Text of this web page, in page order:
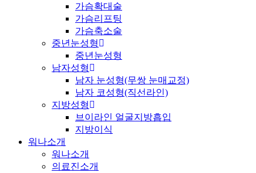
가슴확대술
가슴리프팅
가슴축소술
중년눈성형
중년눈성형
남자성형
남자 눈성형(무쌍 눈매교정)
남자 코성형(직선라인)
지방성형
브이라인 얼굴지방흡입
지방이식
워나소개
워나소개
의료진소개